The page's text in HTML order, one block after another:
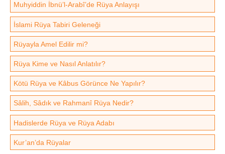
Muhyiddin İbnü’l-Arabî’de Rüya Anlayışı
İslami Rüya Tabiri Geleneği
Rüyayla Amel Edilir mi?
Rüya Kime ve Nasıl Anlatılır?
Kötü Rüya ve Kâbus Görünce Ne Yapılır?
Sâlih, Sâdık ve Rahmanî Rüya Nedir?
Hadislerde Rüya ve Rüya Adabı
Kur’an’da Rüyalar